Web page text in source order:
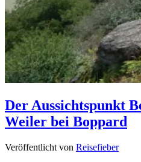
Der Aussichtspunkt
Weiler bei Boppard
Veröffentlicht von Reisefieber